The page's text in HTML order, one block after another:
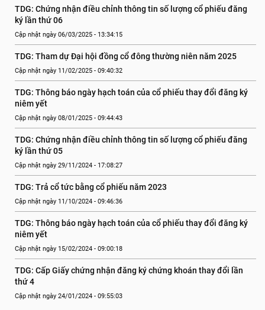
TDG: Chứng nhận điều chỉnh thông tin số lượng cổ phiếu đăng
ký lần thứ 06
Cập nhật ngày 06/03/2025 - 13:34:15
TDG: Tham dự Đại hội đồng cổ đông thường niên năm 2025
Cập nhật ngày 11/02/2025 - 09:40:32
TDG: Thông báo ngày hạch toán của cổ phiếu thay đổi đăng ký
niêm yết
Cập nhật ngày 08/01/2025 - 09:44:43
TDG: Chứng nhận điều chỉnh thông tin số lượng cổ phiếu đăng
ký lần thứ 05
Cập nhật ngày 29/11/2024 - 17:08:27
TDG: Trả cổ tức bằng cổ phiếu năm 2023
Cập nhật ngày 11/10/2024 - 09:46:36
TDG: Thông báo ngày hạch toán của cổ phiếu thay đổi đăng ký
niêm yết
Cập nhật ngày 15/02/2024 - 09:00:18
TDG: Cấp Giấy chứng nhận đăng ký chứng khoán thay đổi lần
thứ 4
Cập nhật ngày 24/01/2024 - 09:55:03